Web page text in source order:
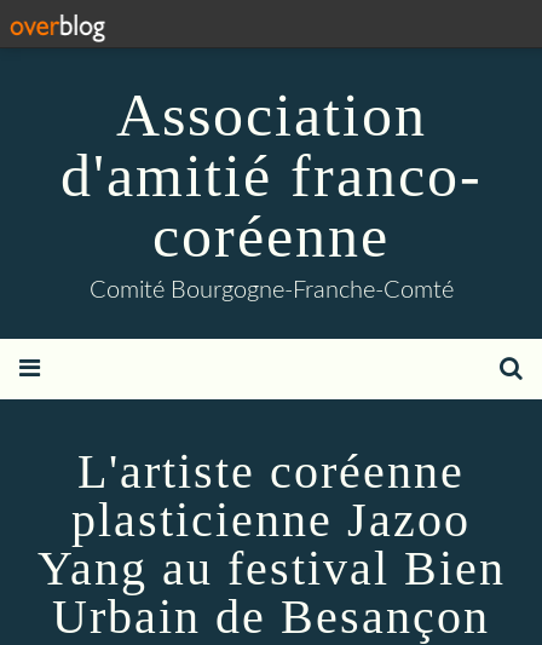
Association
d'amitié franco-
coréenne
Comité Bourgogne-Franche-Comté
L'artiste coréenne
plasticienne Jazoo
Yang au festival Bien
Urbain de Besançon